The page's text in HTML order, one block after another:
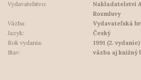
Vydavateľstvo:
Nakladatelství
Rozmluvy
Väzba:
Vydavateľská
Jazyk:
Český
Rok vydania:
1991 (2. vydanie)
Stav:
väzba aj knižný